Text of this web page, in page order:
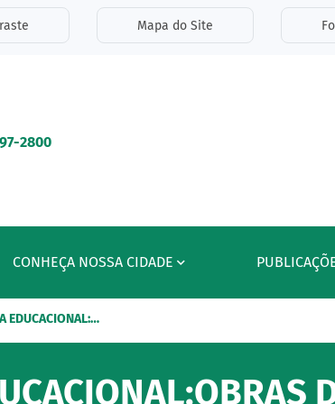
de acessibilidade
Mapa do Site
2800
CONHEÇA NOSSA CIDADE
EDUCACIONAL:…